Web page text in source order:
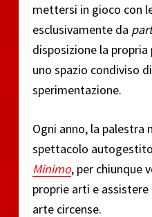
mettersi in gioco con
esclusivamente da
disposizione la
uno spazio condiviso
sperimentazione.
Ogni anno, la palestra
spettacolo
Minimo, per chiunque
proprie arti e
arte circense.